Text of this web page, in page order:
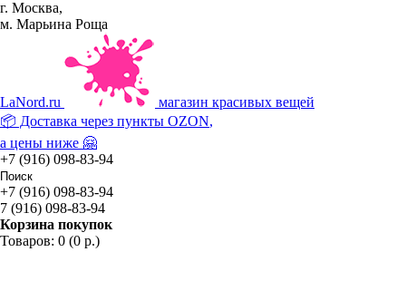
г. Москва,
м. Марьина Роща
LaNord.ru
магазин красивых вещей
📦 Доставка через пункты OZON,
а цены ниже 🤗
+7 (916) 098-83-94
+7 (916) 098-83-94
7 (916) 098-83-94
Корзина покупок
Товаров: 0 (0 р.)